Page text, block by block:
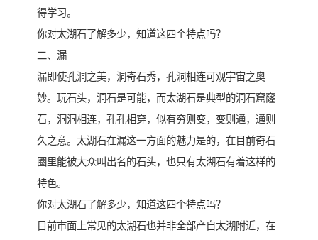
得学习。
你对太湖石了解多少，知道这四个特点吗？
二、漏
漏即使孔洞之美，洞奇石秀，孔洞相连可观宇宙之奥
妙。玩石头，洞石是可能，而太湖石是典型的洞石窟窿
石，洞洞相连，孔孔相穿，似有穷则变，变则通，通则
久之意。太湖石在漏这一方面的魅力是的，在目前奇石
圈里能被大众叫出名的石头，也只有太湖石有着这样的
特色。
你对太湖石了解多少，知道这四个特点吗？
目前市面上常见的太湖石也并非全部产自太湖附近，在